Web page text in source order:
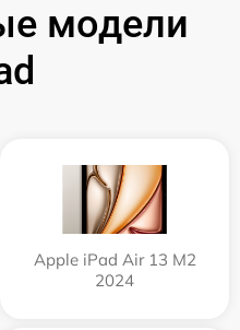
модели
Apple iPad Air 13 M2
2024